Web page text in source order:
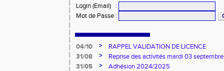
Login (Email)
:
Mot de Passe :
04/10 >
RAPPEL VALIDATION DE LICENCE
31/08
>
Reprise des activités mardi 03
31/05
>
Adhésion 2024/2025